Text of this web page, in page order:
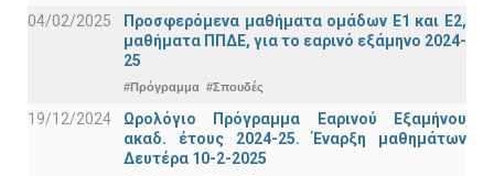
04/02/2025
Προσφερόμενα μαθήματα ομάδων Ε1 και Ε2,
μαθήματα ΠΠΔΕ, για το εαρινό εξάμηνο 2024-
25
#Πρόγραμμα #Σπουδές
19/12/2024
Ωρολόγιο Πρόγραμμα Εαρινού Εξαμήνου
ακαδ. έτους 2024-25. Έναρξη μαθημάτων
Δευτέρα 10-2-2025